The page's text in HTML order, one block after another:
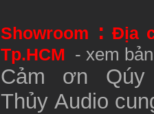
Showroom : Địa
Tp.HCM - xem
Cảm ơn
Thủy Audio